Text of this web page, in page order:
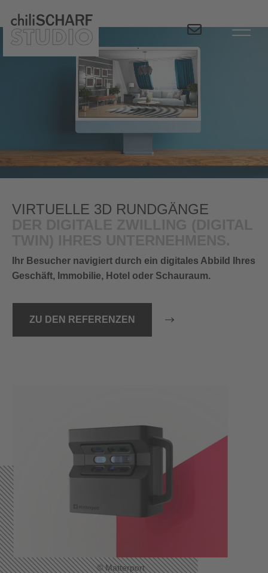
Visualisierung
Cinemagraph
Fotostudio
MIETEN |
Schauküche
im Studio
VIRTUELLE 3D RUNDGÄNGE
Ihr Besucher navigiert durch ein digitales Abbild Ihres
Geschäft, Immobilie, Hotel oder Schauraum.
ZU DEN REFERENZEN
© Matterport